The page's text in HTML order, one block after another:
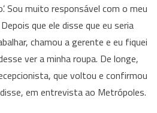
Sou muito responsável com o meu
que ele disse que eu seria
chamou a gerente e eu fiquei
ver a minha roupa. De longe,
que voltou e confirmou
em entrevista ao Metrópoles.